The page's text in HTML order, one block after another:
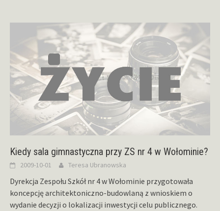
Kiedy sala gimnastyczna przy ZS nr 4 w Wołominie?
2009-10-01 Teresa Ubranowska
Dyrekcja Zespołu Szkół nr 4 w Wołominie przygotowała
koncepcję architektoniczno-budowlaną z wnioskiem o
wydanie decyzji o lokalizacji inwestycji celu publicznego.